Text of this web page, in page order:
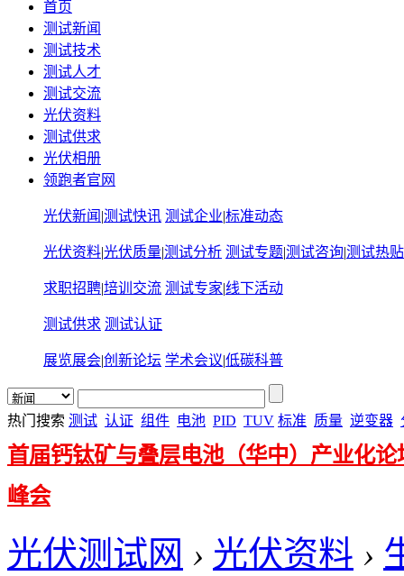
首页
测试新闻
测试技术
测试人才
测试交流
光伏资料
测试供求
光伏相册
领跑者官网
光伏新闻 |测试快讯 测试企业|标准动态
光伏资料|光伏质量|测试分析 测试专题|测试咨询|测试热贴
求职招聘|培训交流 测试专家|线下活动
测试供求 测试认证
展览展会|创新论坛 学术会议|低碳科普
热门搜索 测试 认证 组件 电池 PID TUV 标准 质量 逆变器
首届钙钛矿与叠层电池（华中）产业化论
峰会
光伏测试网 › 光伏资料 ›